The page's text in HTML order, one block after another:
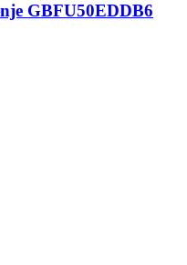
GBFU50EDDB6